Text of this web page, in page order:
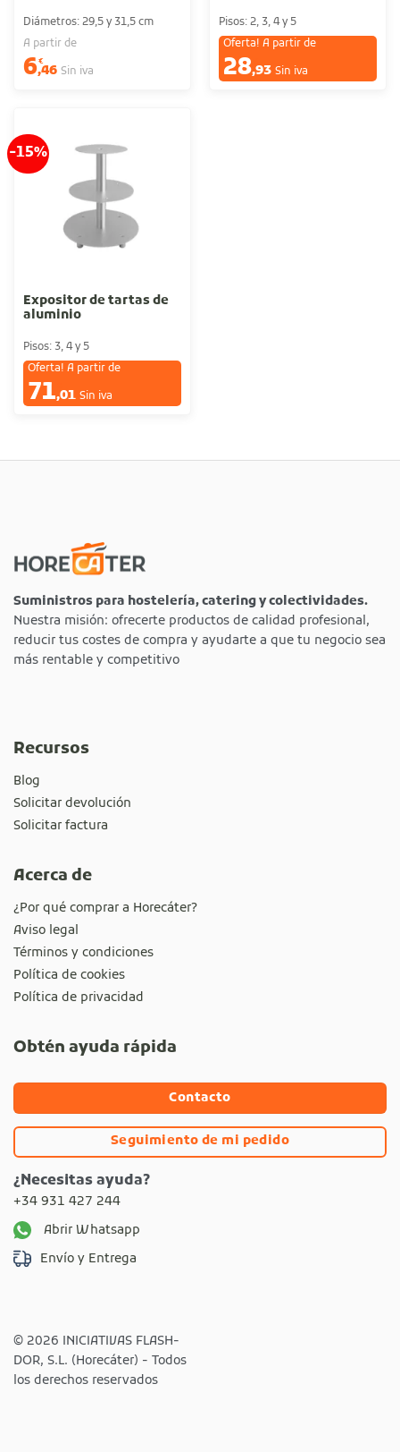
Diámetros: 29,5 y 31,5 cm
A partir de
6€
,46 Sin iva
Pisos: 2, 3, 4 y 5
Oferta! A partir de
28,93 Sin iva
-15%
Expositor de tartas de
aluminio
Pisos: 3, 4 y 5
Oferta! A partir de
71,01 Sin iva
Suministros para hostelería, catering y colectividades.
Nuestra misión: ofrecerte productos de calidad profesional,
reducir tus costes de compra y ayudarte a que tu negocio sea
más rentable y competitivo
Recursos
Blog
Solicitar devolución
Solicitar factura
Acerca de
¿Por qué comprar a Horecáter?
Aviso legal
Términos y condiciones
Política de cookies
Política de privacidad
Obtén ayuda rápida
Contacto
Seguimiento de mi pedido
¿Necesitas ayuda?
+34 931 427 244
Abrir Whatsapp
Envío y Entrega
© 2026 INICIATIVAS FLASH-
DOR, S.L. (Horecáter) - Todos
los derechos reservados